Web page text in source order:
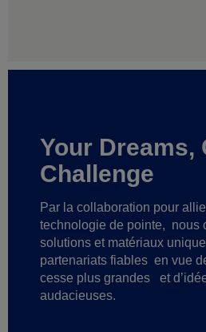
Your Dreams,
Challenge
Par la collaboration pour
technologie de pointe, nous
solutions et matériaux
partenariats fiables en vue
cesse plus grandes
et
audacieuses.